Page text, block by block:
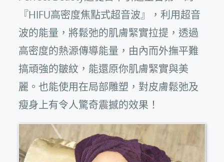
『HIFU高密度焦點式超音波』，利用超音
波的能量，將鬆弛的肌膚緊實拉提，透過
高密度的熱源傳導能量，由內而外撫平難
搞頑強的皺紋，能還原你肌膚緊實與美
麗。也能使用在局部雕塑，對皮膚鬆弛及
瘦身上有令人驚奇震撼的效果！